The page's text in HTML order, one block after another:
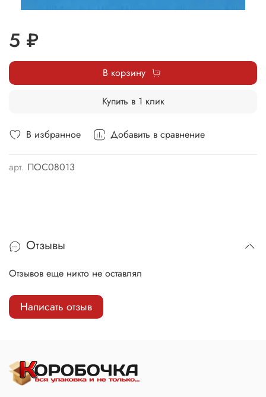
В избранное Добавить в сравнение
арт. ПОС08013
5 ₽
В корзину
Купить в 1 клик
Отзывы
Отзывов еще никто не оставлял
Написать отзыв